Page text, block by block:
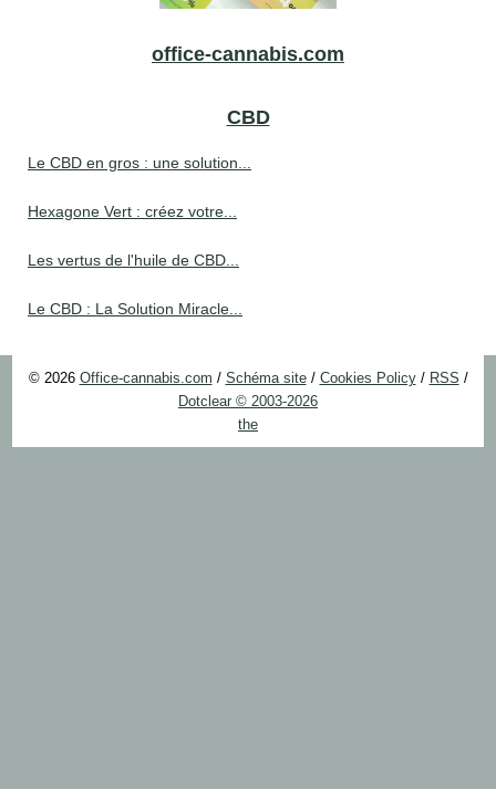
office-cannabis.com
CBD
Le CBD en gros : une solution...
Hexagone Vert : créez votre...
Les vertus de l'huile de CBD...
Le CBD : La Solution Miracle...
© 2026 Office-cannabis.com / Schéma site/ Cookies Policy/ RSS /
Dotclear © 2003-2026
the